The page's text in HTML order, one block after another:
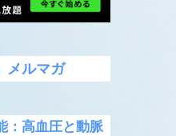
メルマガ
：高血圧と動脈